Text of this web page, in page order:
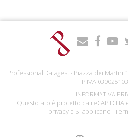
Professional Datagest - Piazza dei Martiri
P.IVA
INFORMATIVA
Questo sito è protetto da reCAPTCHA
privacye Si applicano i